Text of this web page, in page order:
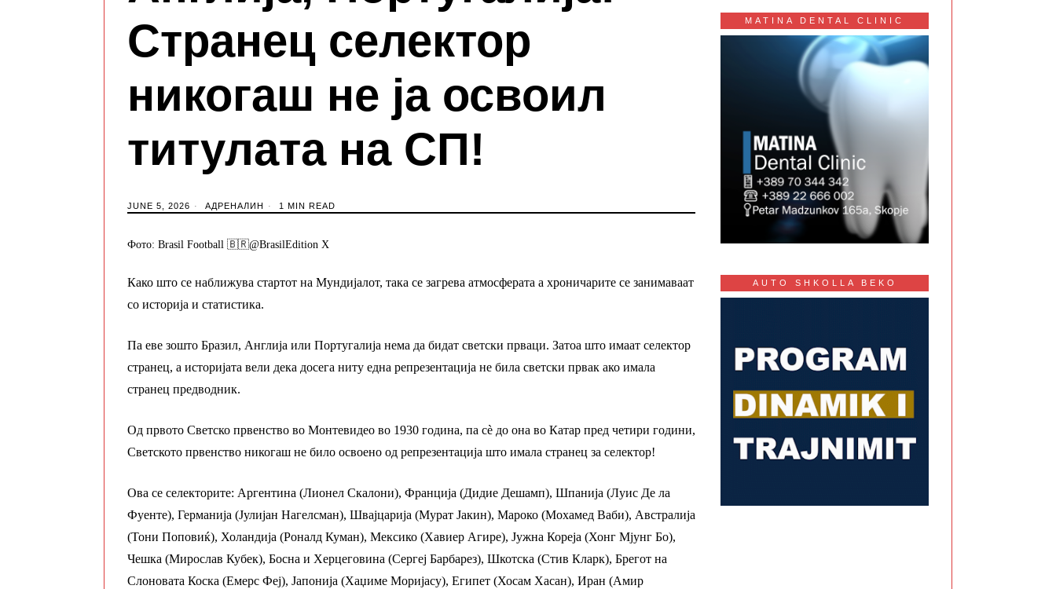
Странец селектор
никогаш не ја освоил
титулата на СП!
JUNE 5, 2026 АДРЕНАЛИН 1 MIN READ
Фото: Brasil Football 🇧🇷@BrasilEdition X
Како што се наближува стартот на Мундијалот, така се загрева атмосферата а хроничарите се занимаваат
со историја и статистика.
Па еве зошто Бразил, Англија или Португалија нема да бидат светски прваци. Затоа што имаат селектор
странец, а историјата вели дека досега ниту една репрезентација не била светски првак ако имала
странец предводник.
Од првото Светско првенство во Монтевидео во 1930 година, па сè до она во Катар пред четири години,
Светското првенство никогаш не било освоено од репрезентација што имала странец за селектор!
Ова се селекторите: Аргентина (Лионел Скалони), Франција (Дидие Дешамп), Шпанија (Луис Де ла
Фуенте), Германија (Јулијан Нагелсман), Швајцарија (Мурат Јакин), Мароко (Мохамед Ваби), Австралија
(Тони Поповиќ), Холандија (Роналд Куман), Мексико (Хавиер Агире), Јужна Кореја (Хонг Мјунг Бо),
Чешка (Мирослав Кубек), Босна и Херцеговина (Сергеј Барбарез), Шкотска (Стив Кларк), Брегот на
Слоновата Коска (Емерс Феј), Јапонија (Хаџиме Моријасу), Египет (Хосам Хасан), Иран (Амир
MATINA DENTAL CLINIC
AUTO SHKOLLA BEKO